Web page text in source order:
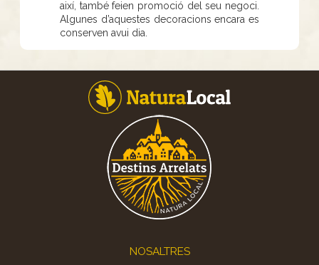
així, també feien promoció del seu negoci.
Algunes d’aquestes decoracions encara es
conserven avui dia.
NOSALTRES